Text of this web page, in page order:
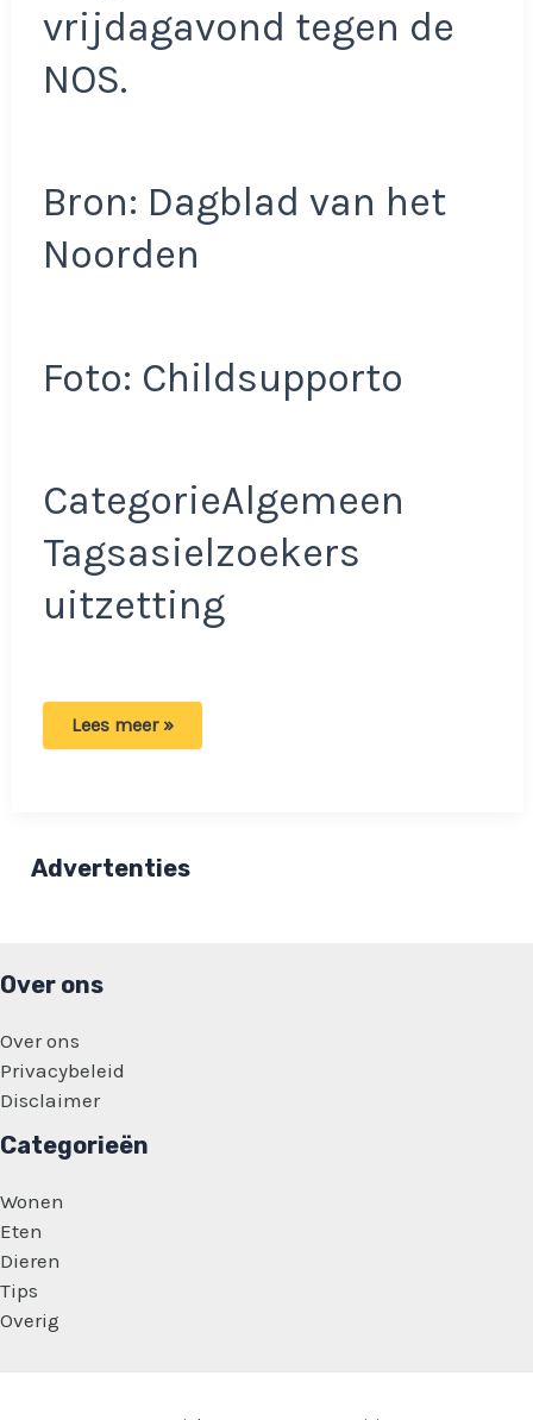
vrijdagavond tegen de
NOS.
Bron: Dagblad van het
Noorden
Foto: Childsupporto
CategorieAlgemeen
Tagsasielzoekers
uitzetting
Kinderen
het
kinderen
Lees meer »
Advertenties
Over ons
Over ons
Privacybeleid
Disclaimer
Categorieën
Wonen
Eten
Dieren
Tips
Overig